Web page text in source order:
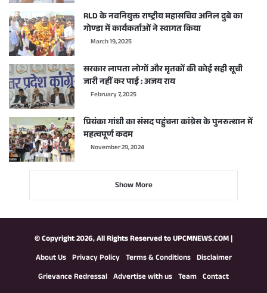
RLD के नवनियुक्त राष्ट्रीय महासचिव अनिल दुबे का
गोण्डा में कार्यकर्ताओं ने स्वागत किया
March 19, 2025
सरकार लापता लोगों और मृतकों की कोई सही सूची
जारी नहीं कर पाई : अजय राय
February 7, 2025
प्रियंका गांधी का संसद पहुंचना कांग्रेस के पुनरुत्थान में
महत्वपूर्ण कदम
November 29, 2024
Show More
© Copyright 2026, All Rights Reserved toUPCMNEWS.COM|
About Us Privacy Policy Terms & Conditions Disclaimer
Grievance Redressal Advertise with us Team Contact